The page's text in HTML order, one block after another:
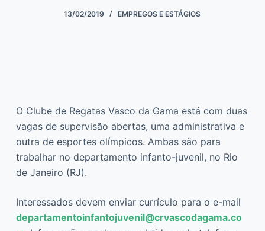
13/02/2019 EMPREGOS E ESTÁGIOS
O Clube de Regatas Vasco da Gama está com duas
vagas de supervisão abertas, uma administrativa e
outra de esportes olímpicos. Ambas são para
trabalhar no departamento infanto-juvenil, no Rio
de Janeiro (RJ).
Interessados devem enviar currículo para o e-mail
departamentoinfantojuvenil@crvascodagama.co